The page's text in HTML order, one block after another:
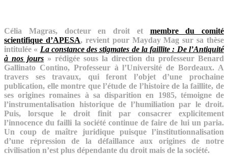
Célia Magras, docteur en droit et membre du comité
scientifique d’APESA, revient pour Mayday Mag sur sa thèse
intitulée « La constance des stigmates de la faillite : De l’Antiquité
à nos jours » rédigée sous la direction du professeur Benard
Gallinato Contino, Professeur à l’Université de Bordeaux. A
travers ses travaux, qui feront l’objet d’une prochaine
publication, elle montre que l’étude de l’histoire de la faillite, de
ses origines romaines à sa disparition en 1985, témoigne de
l’instrumentalisation historique de l’humiliation par le droit.
Puis, lorsque le droit finit par consacrer explicitement
l’innocence du failli la société continue de faire de lui un paria.
Un coup de maître juridique puisque l’institutionnalisation
d’une répression de la défaillance aux origines de notre
civilisation n’est plus dépendante du droit mais de la société.